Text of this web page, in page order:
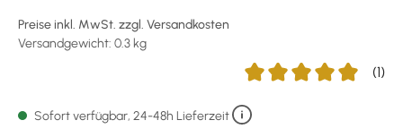
Preise inkl. MwSt. zzgl. Versandkosten
Versandgewicht: 0.3 kg
(1)
Sofort verfügbar, 24-48h Lieferzeit